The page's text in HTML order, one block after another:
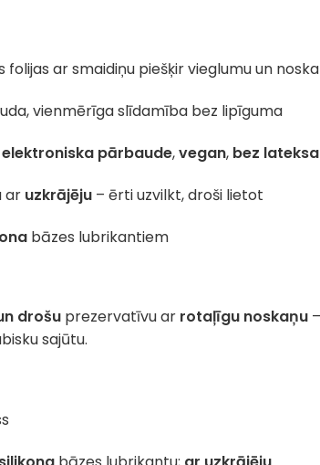
folijas ar smaidiņu piešķir vieglumu un
vienmērīga slīdamība bez lipīguma
elektroniska pārbaude,vegan, bez
ar uzkrājēju – ērti uzvilkt, droši lietot
bāzes lubrikantiem
drošu prezervatīvu ar rotaļīgu noskaņu
sajūtu.